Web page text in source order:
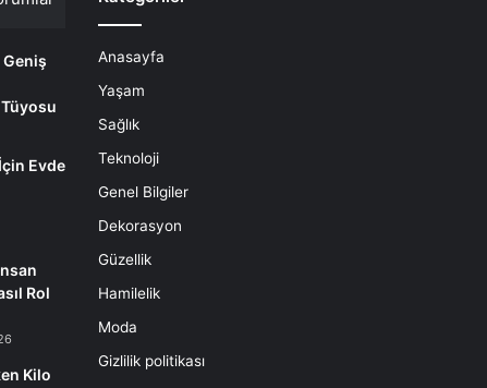
Evde
Rol
Kilo
Anasayfa
Yaşam
Sağlık
Teknoloji
Genel Bilgiler
Dekorasyon
Güzellik
Hamilelik
Moda
Gizlilik politikası